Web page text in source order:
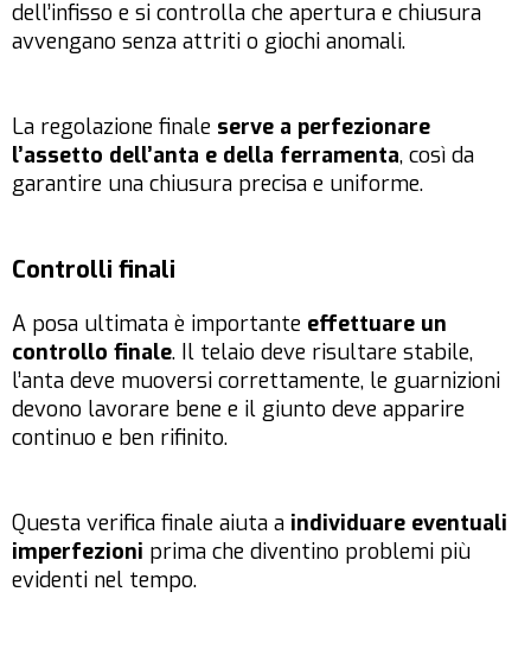
dell’infisso e si controlla che apertura e chiusura
avvengano senza attriti o giochi anomali.
La regolazione finale serve a perfezionare
l’assetto dell’anta e della ferramenta, così da
garantire una chiusura precisa e uniforme.
Controlli finali
A posa ultimata è importante effettuare un
controllo finale. Il telaio deve risultare stabile,
l’anta deve muoversi correttamente, le guarnizioni
devono lavorare bene e il giunto deve apparire
continuo e ben rifinito.
Questa verifica finale aiuta a individuare eventuali
imperfezioni prima che diventino problemi più
evidenti nel tempo.